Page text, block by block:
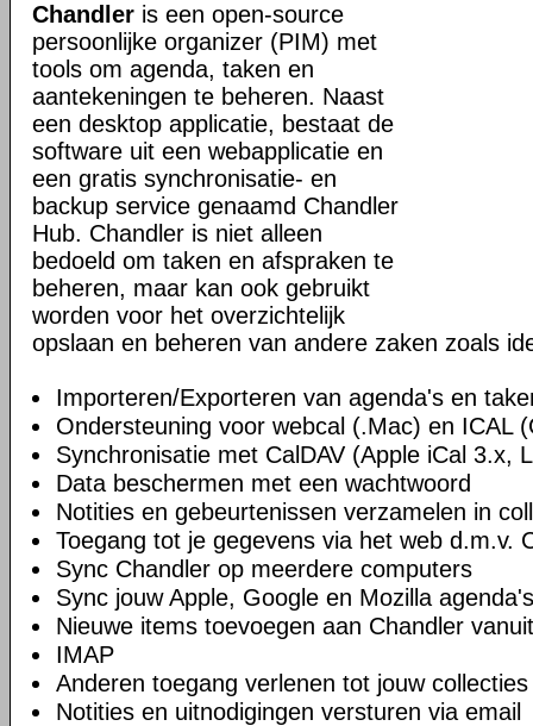
Chandler is een open-source
persoonlijke organizer (PIM) met
tools om agenda, taken en
aantekeningen te beheren. Naast
een desktop applicatie, bestaat de
software uit een webapplicatie en
een gratis synchronisatie- en
backup service genaamd Chandler
Hub. Chandler is niet alleen
bedoeld om taken en afspraken te
beheren, maar kan ook gebruikt
worden voor het overzichtelijk
opslaan en beheren van andere zaken zoals
Importeren/Exporteren van agenda's en
Ondersteuning voor webcal (.Mac) en ICAL
Synchronisatie met CalDAV (Apple iCal 3.x,
Data beschermen met een wachtwoord
Notities en gebeurtenissen verzamelen in
Toegang tot je gegevens via het web d.m.v.
Sync Chandler op meerdere computers
Sync jouw Apple, Google en Mozilla agenda's
Nieuwe items toevoegen aan Chandler
IMAP
Anderen toegang verlenen tot jouw
Notities en uitnodigingen versturen via email